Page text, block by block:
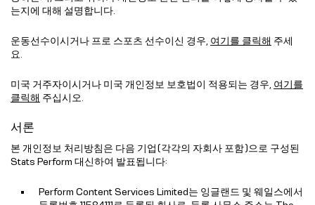
는지에 대해 설명합니다.
운동선수이시거나 프로 스포츠 선수이신 경우, 여기를 클릭해 주세
요.
미국 거주자이시거나 미국 개인정보 보호법이 적용되는 경우, 여기를
클릭해 주십시오.
서론
본 개인정보 처리방침은 다음 기업(각각의 자회사 포함)으로 구성된
Stats Perform 대신하여 발표됩니다:
Perform Content Services Limited는 잉글랜드 및 웨일스에서